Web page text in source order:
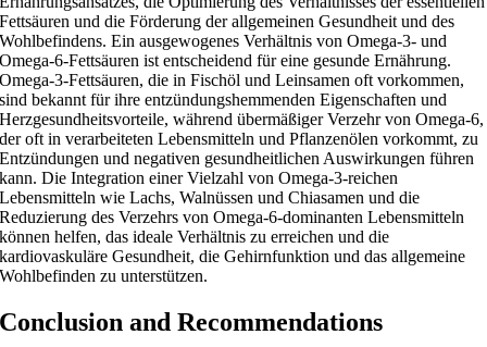
Fettsäuren und die Förderung der allgemeinen Gesundheit und des
Wohlbefindens. Ein ausgewogenes Verhältnis von Omega-3- und
Omega-6-Fettsäuren ist entscheidend für eine gesunde Ernährung.
Omega-3-Fettsäuren, die in Fischöl und Leinsamen oft vorkommen,
sind bekannt für ihre entzündungshemmenden Eigenschaften und
Herzgesundheitsvorteile, während übermäßiger Verzehr von Omega-6,
der oft in verarbeiteten Lebensmitteln und Pflanzenölen vorkommt, zu
Entzündungen und negativen gesundheitlichen Auswirkungen führen
kann. Die Integration einer Vielzahl von Omega-3-reichen
Lebensmitteln wie Lachs, Walnüssen und Chiasamen und die
Reduzierung des Verzehrs von Omega-6-dominanten Lebensmitteln
können helfen, das ideale Verhältnis zu erreichen und die
kardiovaskuläre Gesundheit, die Gehirnfunktion und das allgemeine
Wohlbefinden zu unterstützen.
Conclusion and Recommendations